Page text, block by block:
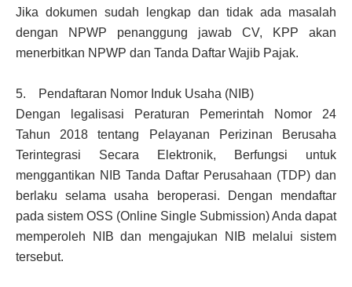
Jika dokumen sudah lengkap dan tidak ada masalah
dengan NPWP penanggung jawab CV, KPP akan
menerbitkan NPWP dan Tanda Daftar Wajib Pajak.
5. Pendaftaran Nomor Induk Usaha (NIB)
Dengan legalisasi Peraturan Pemerintah Nomor 24
Tahun 2018 tentang Pelayanan Perizinan Berusaha
Terintegrasi Secara Elektronik, Berfungsi untuk
menggantikan NIB Tanda Daftar Perusahaan (TDP) dan
berlaku selama usaha beroperasi. Dengan mendaftar
pada sistem OSS (Online Single Submission) Anda dapat
memperoleh NIB dan mengajukan NIB melalui sistem
tersebut.